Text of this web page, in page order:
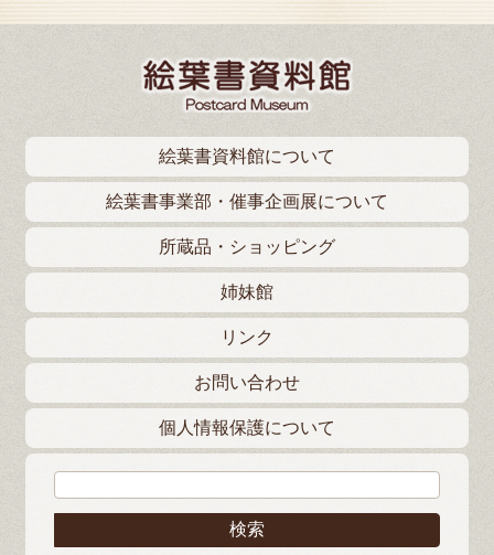
絵葉書資料館について
絵葉書事業部・催事企画展について
所蔵品・ショッピング
姉妹館
リンク
お問い合わせ
個人情報保護について